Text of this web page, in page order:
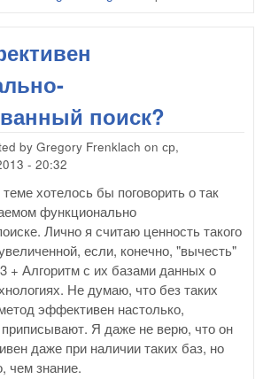
поиск?
by Gregory Frenklach on ср,
- 20:32
хотелось бы поговорить о так
функционально
Лично я считаю ценность такого
если, конечно, "вычесть"
+ Алгоритм с их базами данных о
Не думаю, что без таких
эффективен настолько,
приписывают. Я даже не верю, что он
даже при наличии таких баз, но
чем знание.